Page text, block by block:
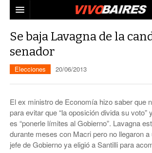
PAÍS
CONURBANO
ECONOMÍA
AGENDA
MUNDO
TECNO
Se baja Lavagna de la
senador
Elecciones 20/06/2013
El ex ministro de Economía hizo saber que
para evitar que “la oposición divida su voto”
es “ponerle límites al Gobierno”. Lavagna
durante meses con Macri pero no llegaron
jefe de Gobierno ya eligió a Santilli para